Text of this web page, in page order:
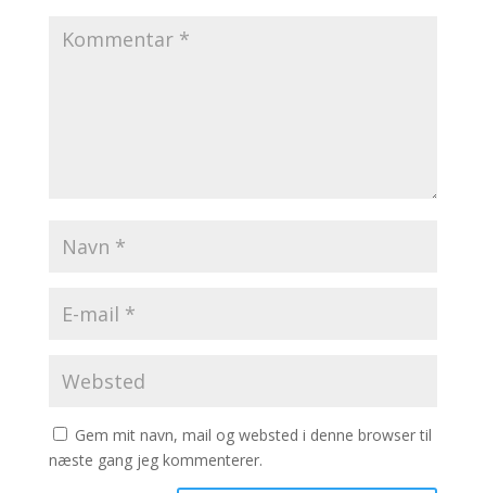
Gem mit navn, mail og websted i denne browser til
næste gang jeg kommenterer.